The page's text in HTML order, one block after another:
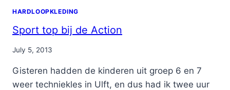
HARDLOOPKLEDING
Sport top bij de Action
By
July 5, 2013
Gisteren hadden de kinderen uit groep 6 en 7
weer techniekles in Ulft, en dus had ik twee uur